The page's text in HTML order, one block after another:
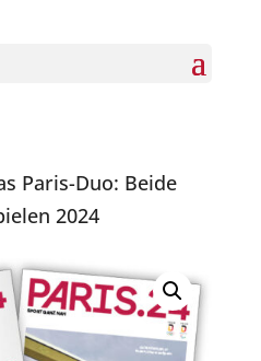
Paris-Duo: Beide
2024